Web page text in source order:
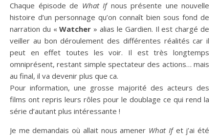
Chaque épisode de What Ifnous présente une nouvelle
histoire d’un personnage qu’on connaît bien sous fond de
narration du «Watcher » alias le Gardien. Il est chargé de
veiller au bon déroulement des différentes réalités car il
peut en effet toutes les voir. Il est très longtemps
omniprésent, restant simple spectateur des actions… mais
au final, il va devenir plus que ca.
Pour information, une grosse majorité des acteurs des
films ont repris leurs rôles pour le doublage ce qui rend la
série d’autant plus intéressante !
Je me demandais où allait nous amener What Ifet j’ai été